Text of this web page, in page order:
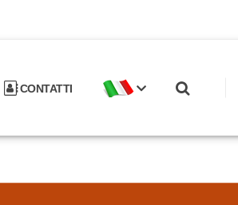
CONTATTI